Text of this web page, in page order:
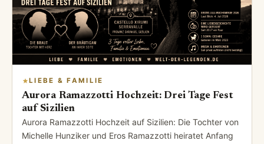
LIEBE & FAMILIE
Aurora Ramazzotti Hochzeit: Drei Tage Fest
auf Sizilien
Aurora Ramazzotti Hochzeit auf Sizilien: Die Tochter von
Michelle Hunziker und Eros Ramazzotti heiratet Anfang